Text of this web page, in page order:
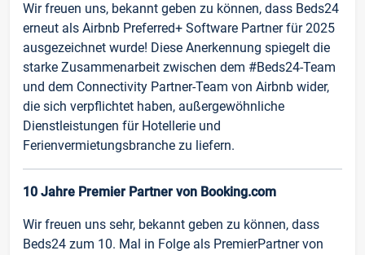
Wir freuen uns, bekannt geben zu können, dass Beds24
erneut als Airbnb Preferred+ Software Partner für 2025
ausgezeichnet wurde! Diese Anerkennung spiegelt die
starke Zusammenarbeit zwischen dem #Beds24-Team
und dem Connectivity Partner-Team von Airbnb wider,
die sich verpflichtet haben, außergewöhnliche
Dienstleistungen für Hotellerie und
Ferienvermietungsbranche zu liefern.
10 Jahre Premier Partner von Booking.com
Wir freuen uns sehr, bekannt geben zu können, dass
Beds24 zum 10. Mal in Folge als PremierPartner von